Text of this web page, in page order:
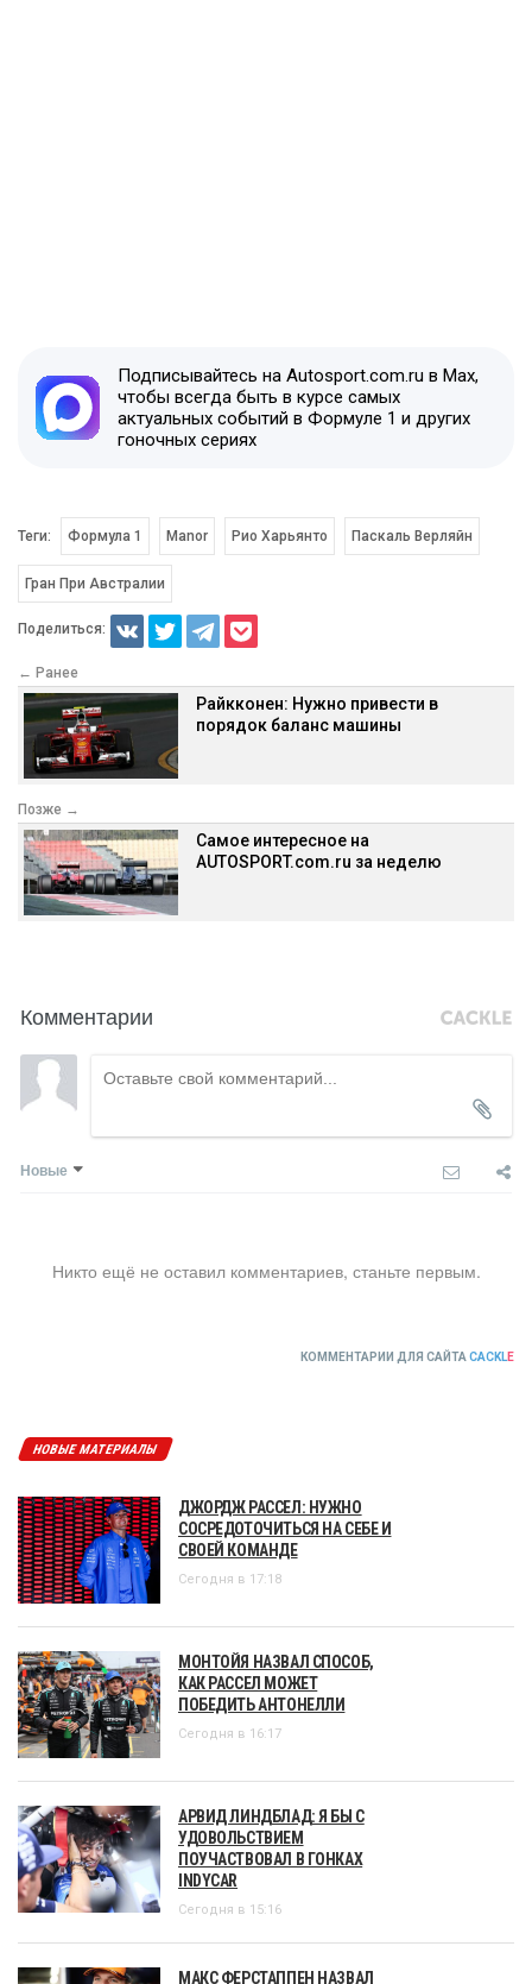
Подписывайтесь на Autosport.com.ru в Max,
чтобы всегда быть в курсе самых
актуальных событий в Формуле 1 и других
гоночных сериях
Теги: Формула 1 Manor Рио Харьянто Паскаль Верляйн
Гран При Австралии
Поделиться:
← Ранее
Райкконен: Нужно привести в
порядок баланс машины
Позже →
Самое интересное на
AUTOSPORT.com.ru за неделю
Комментарии
Новые
Никто ещё не оставил комментариев, станьте первым.
КОММЕНТАРИИ ДЛЯ САЙТА CACKLE
НОВЫЕ МАТЕРИАЛЫ
ДЖОРДЖ РАССЕЛ: НУЖНО
СОСРЕДОТОЧИТЬСЯ НА СЕБЕ И
СВОЕЙ КОМАНДЕ
Сегодня в 17:18
МОНТОЙЯ НАЗВАЛ СПОСОБ,
КАК РАССЕЛ МОЖЕТ
ПОБЕДИТЬ АНТОНЕЛЛИ
Сегодня в 16:17
АРВИД ЛИНДБЛАД: Я БЫ С
УДОВОЛЬСТВИЕМ
ПОУЧАСТВОВАЛ В ГОНКАХ
INDYCAR
Сегодня в 15:16
МАКС ФЕРСТАППЕН НАЗВАЛ